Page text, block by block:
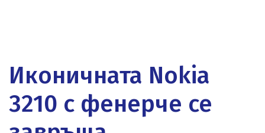
Иконичната Nokia
3210 с фенерче се